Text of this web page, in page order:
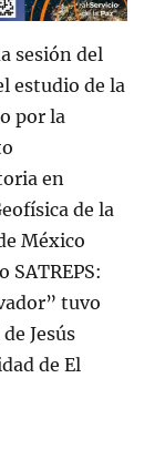
sesión del
estudio de la
por la
en
de la
México
SATREPS:
tuvo
Jesús
de El